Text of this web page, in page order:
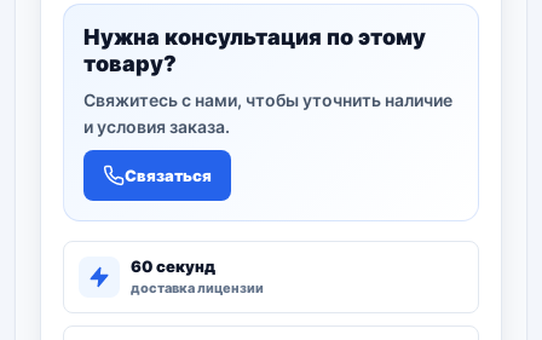
Нужна консультация по этому
товару?
Свяжитесь с нами, чтобы уточнить наличие
и условия заказа.
Связаться
60 секунд
доставка лицензии